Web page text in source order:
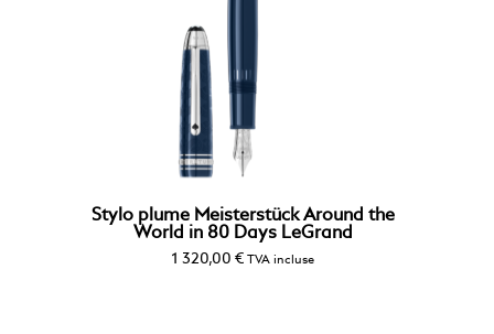
Stylo plume Meisterstück Around the
World in 80 Days LeGrand
1 320,00 € TVA incluse